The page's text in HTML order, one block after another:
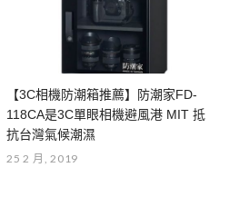
【3C相機防潮箱推薦】防潮家FD-
118CA是3C單眼相機避風港 MIT 抵
抗台灣氣候潮濕
25 2 月, 2019